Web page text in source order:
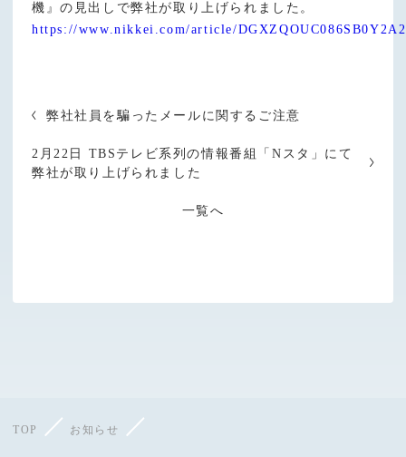
機』の見出しで弊社が取り上げられました。
https://www.nikkei.com/article/
弊社社員を騙ったメールに関するご注意
一覧へ
2月22日 TBSテレビ系列の情報番組「Nスタ」にて
弊社が取り上げられました
TOP お知らせ